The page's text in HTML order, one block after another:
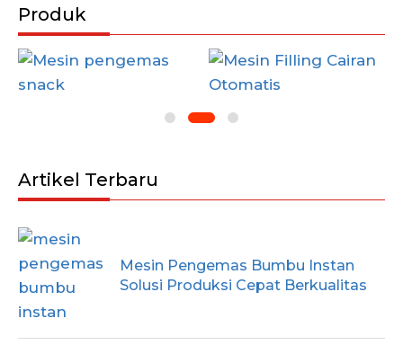
Produk
Artikel Terbaru
Mesin Pengemas Bumbu Instan
Solusi Produksi Cepat Berkualitas